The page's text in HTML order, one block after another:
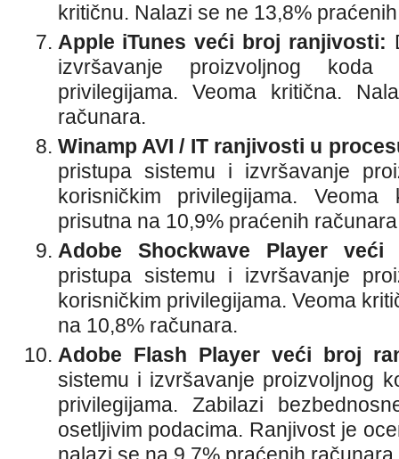
kritičnu. Nalazi se ne 13,8%
Apple iTunes veći broj ranjivosti:
izvršavanje proizvoljnog
privilegijama. Veoma kritična.
računara.
Winamp AVI / IT ranjivosti u
pristupa sistemu i izvršavanje
korisničkim privilegijama.
prisutna na 10,9% praćenih
Adobe Shockwave Player
pristupa sistemu i izvršavanje
korisničkim privilegijama. Veoma
na 10,8% računara.
Adobe Flash Player veći broj
sistemu i izvršavanje proizvoljnog
privilegijama. Zabilazi
osetljivim podacima. Ranjivost je